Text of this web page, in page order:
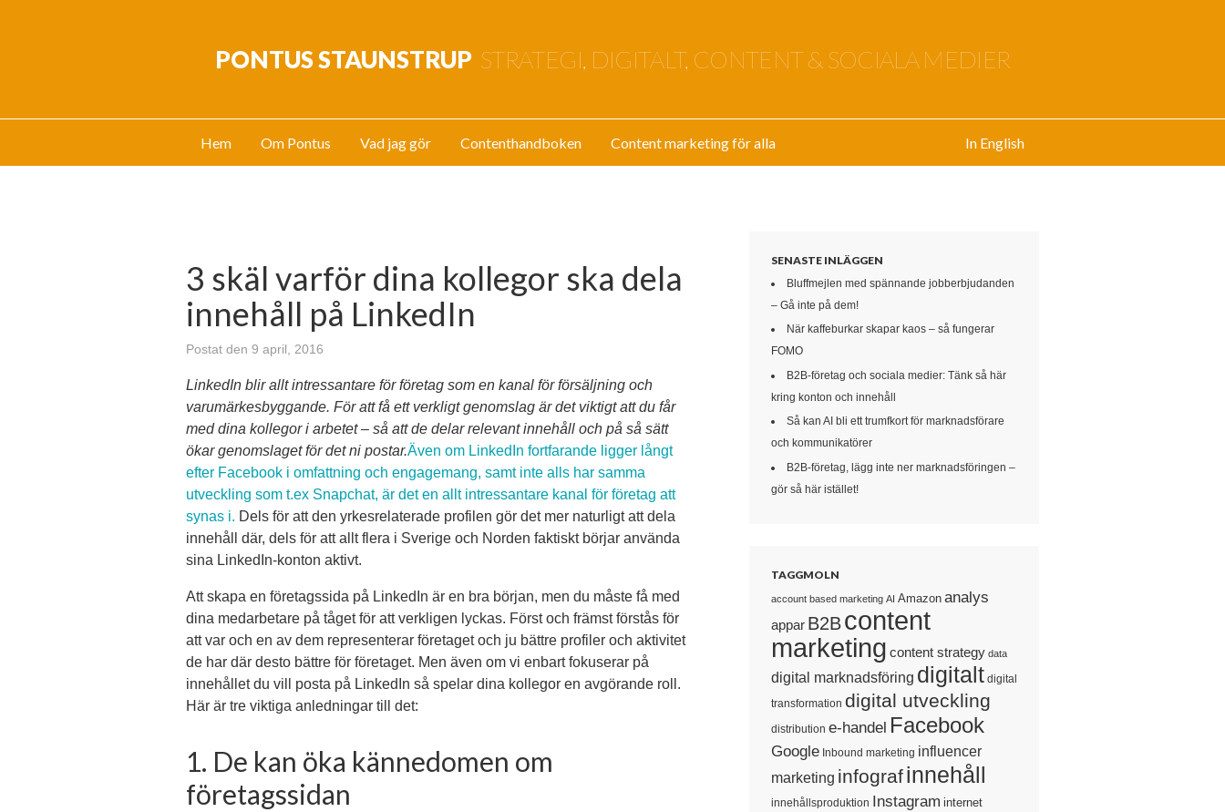
PONTUS STAUNSTRUP STRATEGI, DIGITALT, CONTENT & SOCIALA MEDIER
Hem Om Pontus Vad jag gör Contenthandboken Content marketing för alla In English
3 skäl varför dina kollegor ska dela
innehåll på LinkedIn
Postat den 9 april, 2016
LinkedIn blir allt intressantare för företag som en kanal för försäljning och
varumärkesbyggande. För att få ett verkligt genomslag är det viktigt att du får
med dina kollegor i arbetet – så att de delar relevant innehåll och på så sätt
ökar genomslaget för det ni postar.Även om LinkedIn fortfarande ligger långt
efter Facebook i omfattning och engagemang, samt inte alls har samma
utveckling som t.ex Snapchat, är det en allt intressantare kanal för företag att
synas i. Dels för att den yrkesrelaterade profilen gör det mer naturligt att dela
innehåll där, dels för att allt flera i Sverige och Norden faktiskt börjar använda
sina LinkedIn-konton aktivt.
Att skapa en företagssida på LinkedIn är en bra början, men du måste få med
dina medarbetare på tåget för att verkligen lyckas. Först och främst förstås för
att var och en av dem representerar företaget och ju bättre profiler och aktivitet
de har där desto bättre för företaget. Men även om vi enbart fokuserar på
innehållet du vill posta på LinkedIn så spelar dina kollegor en avgörande roll.
Här är tre viktiga anledningar till det:
1. De kan öka kännedomen om
företagssidan
SENASTE INLÄGGEN
Bluffmejlen med spännande jobberbjudanden
– Gå inte på dem!
När kaffeburkar skapar kaos – så fungerar
FOMO
B2B-företag och sociala medier: Tänk så här
kring konton och innehåll
Så kan AI bli ett trumfkort för marknadsförare
och kommunikatörer
B2B-företag, lägg inte ner marknadsföringen –
gör så här istället!
TAGGMOLN
account based marketing AI Amazon analys
appar B2Bcontent
marketing content strategy data
digital marknadsföring digitalt digital
transformation digital utveckling
distribution e-handel Facebook
Google Inbound marketing influencer
marketing infografinnehåll
innehållsproduktion Instagram internet